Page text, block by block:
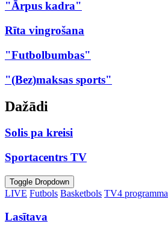
"Ārpus kadra"
Rīta vingrošana
"Futbolbumbas"
"(Bez)maksas sports"
Dažādi
Solis pa kreisi
Sportacentrs TV
Toggle Dropdown
LIVE Futbols Basketbols TV4 programma
Lasītava